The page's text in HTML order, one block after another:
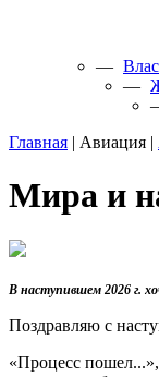
—
—
Главная | Авиация |
Мира и
В наступившем 2026 г.
Поздравляю с
«Процесс